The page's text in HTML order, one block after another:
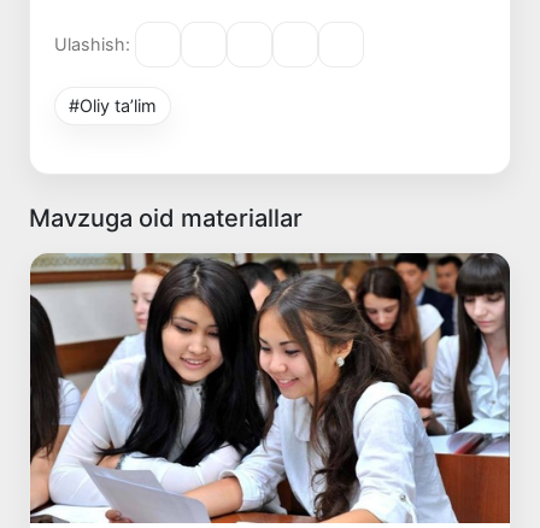
Ulashish:
#Oliy ta’lim
Mavzuga oid materiallar